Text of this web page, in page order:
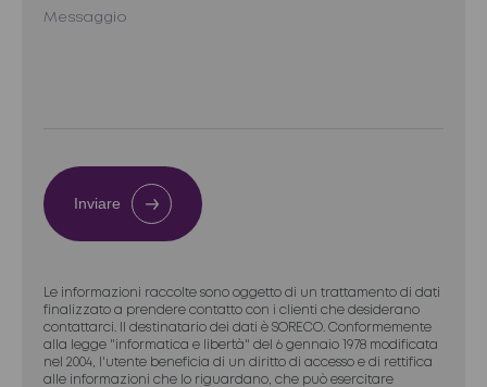
Inviare
Le informazioni raccolte sono oggetto di un trattamento di dati
finalizzato a prendere contatto con i clienti che desiderano
contattarci. Il destinatario dei dati è SORECO. Conformemente
alla legge "informatica e libertà" del 6 gennaio 1978 modificata
nel 2004, l'utente beneficia di un diritto di accesso e di rettifica
alle informazioni che lo riguardano, che può esercitare